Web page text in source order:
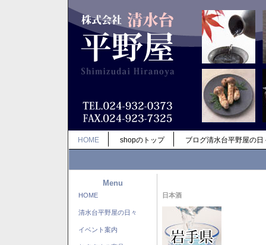
HOME shopのトップ ブログ清水台平野屋の日
Menu
HOME
清水台平野屋の日々
イベント案内
日本酒